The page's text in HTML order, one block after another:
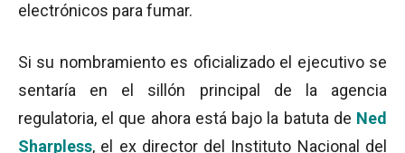
electrónicos para fumar.
Si su nombramiento es oficializado el ejecutivo se
sentaría en el sillón principal de la agencia
regulatoria, el que ahora está bajo la batuta de Ned
Sharpless, el ex director del Instituto Nacional del